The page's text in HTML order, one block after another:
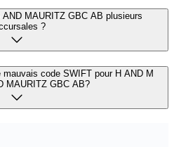
MAURITZ GBC AB plusieurs
?
code SWIFT pour H AND M
MAURITZ GBC AB?